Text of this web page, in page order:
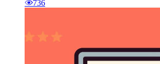
736